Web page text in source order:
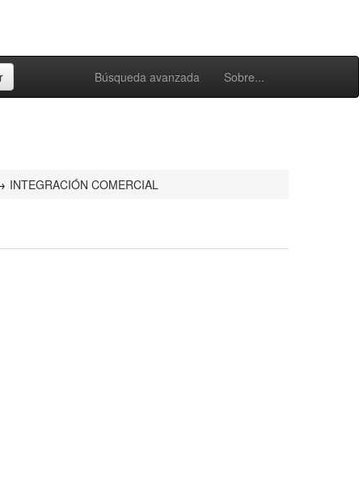
Búsqueda avanzada Sobre...
INTEGRACIÓN COMERCIAL